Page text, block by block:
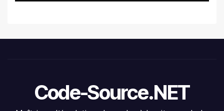
Code-Source.NET